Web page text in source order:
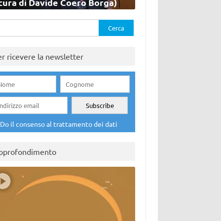
ricevere la newsletter
Do il consenso al trattamento dei dati